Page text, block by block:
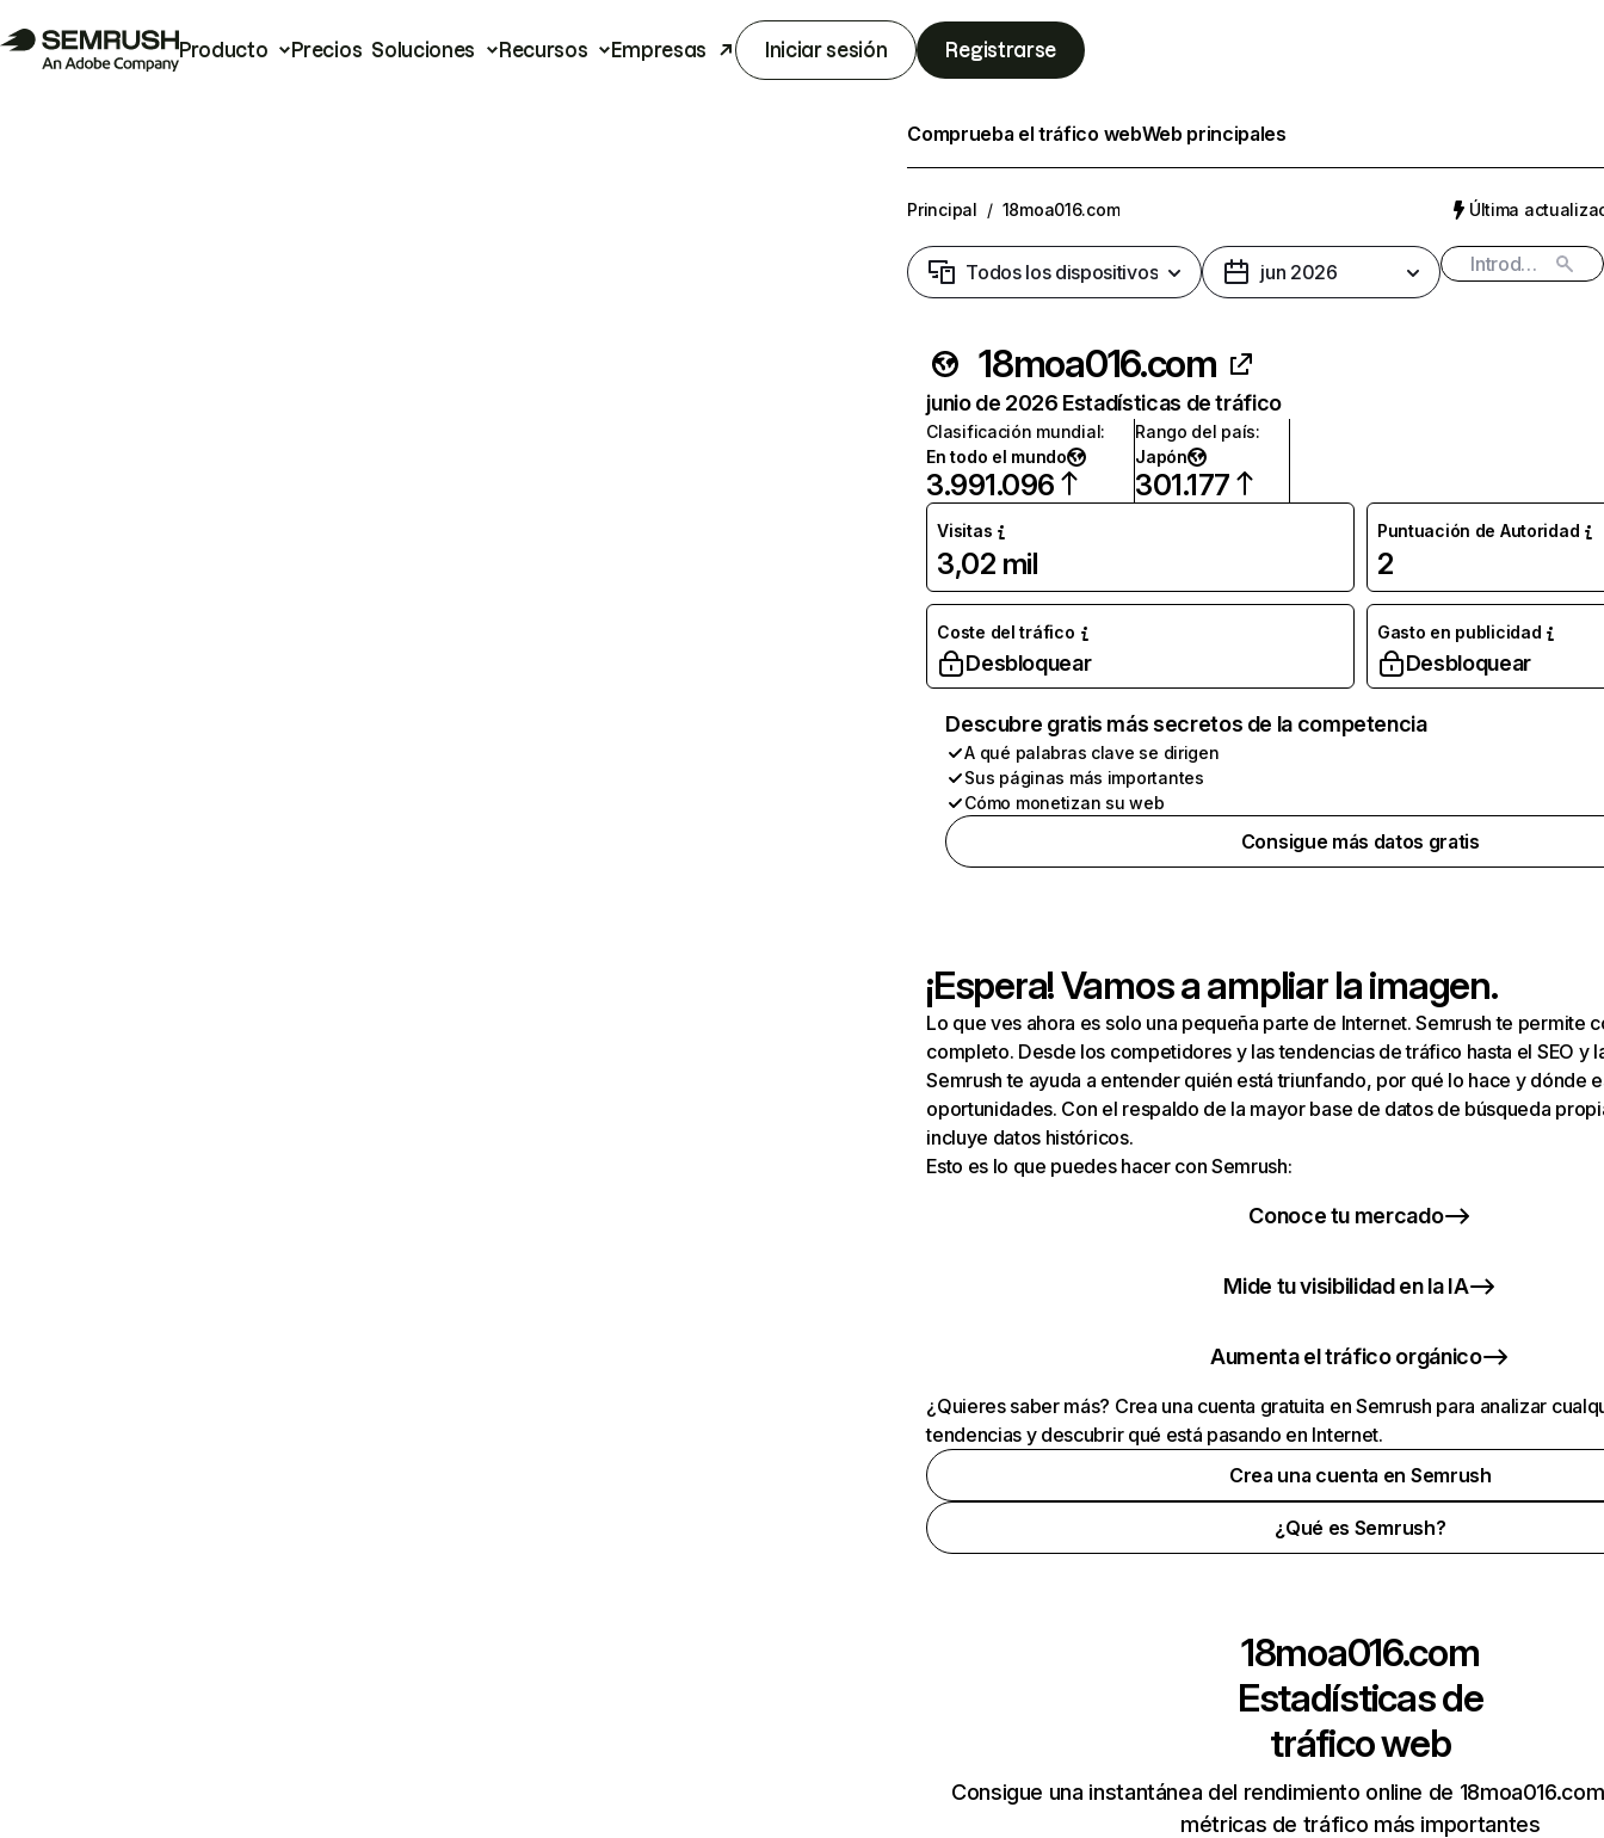
Producto Precios Soluciones Recursos Empresas Iniciar sesión Registrarse
Comprueba el tráfico webWeb principales
Principal / 18moa016.com Última
Todos los dispositivos jun 2026
18moa016.com
junio de 2026 Estadísticas de tráfico
Clasificación mundial:
En todo el mundo
3.991.096
Rango del país:
Japón
301.177
Visitas
3,02 mil
Puntuación de Autoridad
2
Coste del tráfico
Desbloquear
Gasto en publicidad
Desbloquear
Descubre gratis más secretos de la competencia
A qué palabras clave se dirigen
Sus páginas más importantes
Cómo monetizan su web
Consigue más datos gratis
¡Espera! Vamos a ampliar la imagen.
Lo que ves ahora es solo una pequeña parte de Internet. Semrush te permite
completo. Desde los competidores y las tendencias de tráfico hasta el SEO y
Semrush te ayuda a entender quién está triunfando, por qué lo hace y dónde
oportunidades. Con el respaldo de la mayor base de datos de búsqueda
incluye datos históricos.
Esto es lo que puedes hacer con Semrush:
Conoce tu mercado
Mide tu visibilidad en la IA
Aumenta el tráfico orgánico
¿Quieres saber más? Crea una cuenta gratuita en Semrush para analizar
tendencias y descubrir qué está pasando en Internet.
Crea una cuenta en Semrush
¿Qué es Semrush?
18moa016.com
Estadísticas de
tráfico web
Consigue una instantánea del rendimiento online de
métricas de tráfico más importantes